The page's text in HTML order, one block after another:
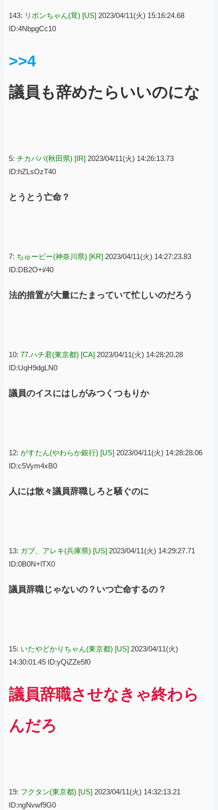
143: リボンちゃん(茸) [US] 2023/04/11(火) 15:16:24.68
ID:4NbpgCc10
>>4
議員も辞めたらいいのにな
5: チカパパ(秋田県) [IR] 2023/04/11(火) 14:26:13.73
ID:hZLsOzT40
とうとう亡命？
7: ちゅーピー(神奈川県) [KR] 2023/04/11(火) 14:27:23.83
ID:DB2O+i/40
法的措置が大量にたまっていて忙しいのだろう
10: 77.ハチ君(東京都) [CA] 2023/04/11(火) 14:28:20.28
ID:UqH9dgLN0
議員のイスにはしがみつくつもりか
12: がすたん(やわらか銀行) [US] 2023/04/11(火) 14:28:28.06
ID:c5Vym4xB0
人には散々議員辞職しろと騒ぐのに
13: ガブ、アレキ(兵庫県) [US] 2023/04/11(火) 14:29:27.71
ID:0B0N+lTX0
議員辞職じゃないの？いつ亡命するの？
15: いたやどかりちゃん(東京都) [US] 2023/04/11(火)
14:30:01.45 ID:yQiZZe5f0
議員辞職させなきゃ終わら
んだろ
19: フクタン(東京都) [US] 2023/04/11(火) 14:32:13.21
ID:ngNvwf9G0